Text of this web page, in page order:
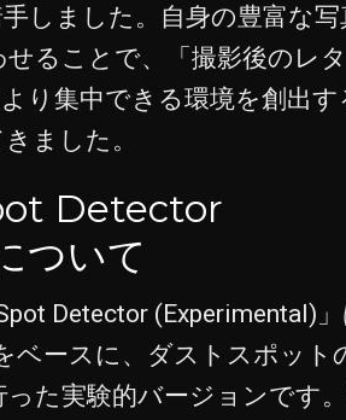
しました。自身の豊富な写
ることで、「撮影後のレ
り集中できる環境を創出
ました。
Detector
ついて
Detector (Experimental)
ベースに、ダストスポット
た実験的バージョンです